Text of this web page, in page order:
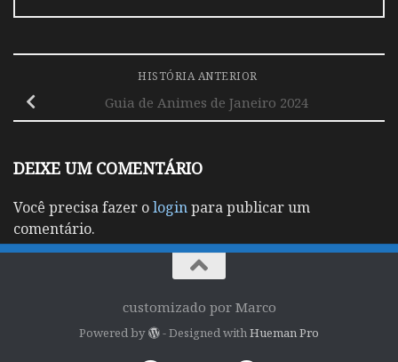
HISTÓRIA ANTERIOR
Guia de Animes de Janeiro 2024
DEIXE UM COMENTÁRIO
Você precisa fazer ologinpara publicar um
comentário.
customizado por Marco
Powered by - Designed with Hueman Pro